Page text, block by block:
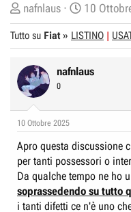
C
r
e
t
o
e
i
s
c
u
nafnlaus
D
a
t
d
z
i
o
10
Tutto su Fiat» LISTINO
nafnlaus
0
10 Ottobre 2025
Apro questa discussione
per tanti possessori o
Da qualche tempo ne ho
soprassedendo su tutto
i tanti difetti ce n'è uno